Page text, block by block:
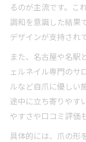
るのが主流です。こ
調和を意識した結果
デザインが支持され
また、名古屋や名駅
ェルネイル専門のサ
ルなど自爪に優しい
途中に立ち寄りやす
やすさや口コミ評価
具体的には、爪の形